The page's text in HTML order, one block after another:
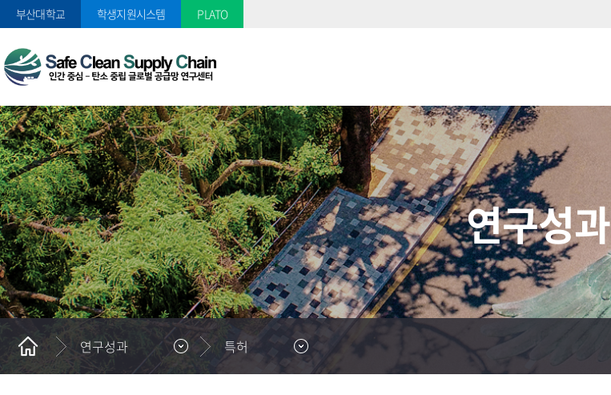
부산대학교 학생지원시스템 PLATO
연구성과
연구성과 특허